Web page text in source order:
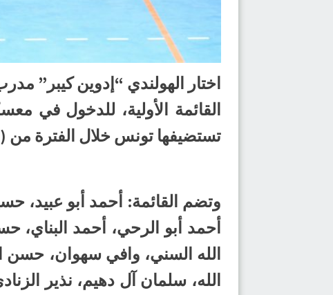
القائمة الأولية، للدخول في
تستضيفها تونس خلال الفترة من (15) إلى (25) نوفمبر المقبل.
وتضم القائمة: أحمد أبو عبيد،
أحمد أبو الرحي، أحمد البناي،
الله السني، وافي سهوان، حسن
الله، سلمان آل دهيم، نذير